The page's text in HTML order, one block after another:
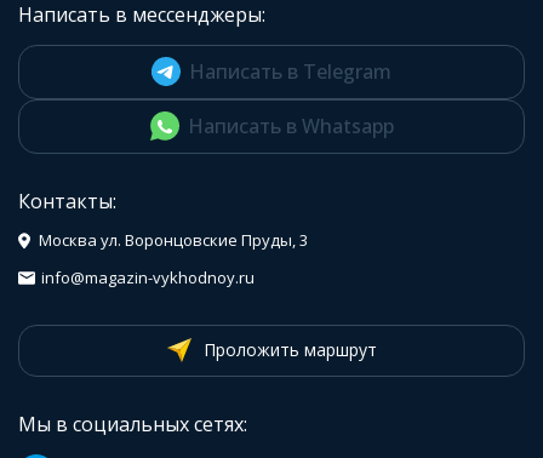
Написать в мессенджеры:
Написать в Telegram
Написать в Whatsapp
Контакты:
Москва ул. Воронцовские Пруды, 3
info@magazin-vykhodnoy.ru
Проложить маршрут
Мы в социальных сетях: